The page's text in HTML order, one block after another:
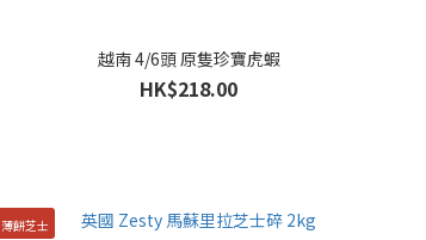
越南 4/6頭 原隻珍寶虎蝦
HK$218.00
薄餅芝士